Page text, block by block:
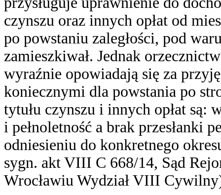
czynszu oraz innych opłat od
po powstaniu zaległości, pod
zamieszkiwał. Jednak
wyraźnie opowiadają się za
koniecznymi dla powstania po
tytułu czynszu i innych opłat są:
i pełnoletność a brak przesłanki
odniesieniu do konkretnego
sygn. akt VIII C 668/14, Sąd
Wrocławiu Wydział VIII